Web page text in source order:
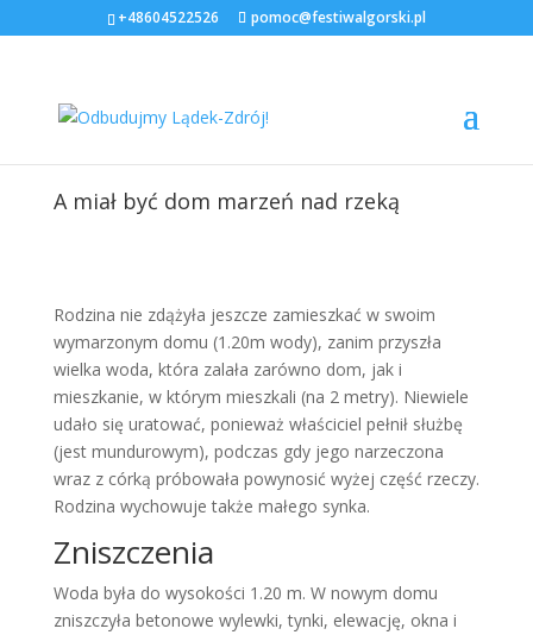
+48604522526 pomoc@festiwalgorski.pl
A miał być dom marzeń nad rzeką
Rodzina nie zdążyła jeszcze zamieszkać w swoim
wymarzonym domu (1.20m wody), zanim przyszła
wielka woda, która zalała zarówno dom, jak i
mieszkanie, w którym mieszkali (na 2 metry). Niewiele
udało się uratować, ponieważ właściciel pełnił służbę
(jest mundurowym), podczas gdy jego narzeczona
wraz z córką próbowała powynosić wyżej część rzeczy.
Rodzina wychowuje także małego synka.
Zniszczenia
Woda była do wysokości 1.20 m. W nowym domu
zniszczyła betonowe wylewki, tynki, elewację, okna i